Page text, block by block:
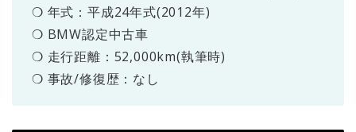
❍ 年式：平成24年式(2012年)
❍ BMW認定中古車
❍ 走行距離：52,000km(執筆時)
❍ 事故/修復歴：なし